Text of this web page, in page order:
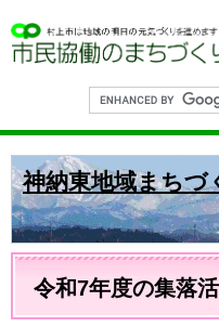
ー
ジ
の
。
ニ
ュ
ー
て
本
文
へ
G
o
o
l
e
カ
ス
タ
ム
検
索
神納東地域まちづ
本
令和7年度の集落